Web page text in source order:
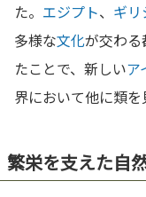
た。 エジプト、 ギリ
多様な文化が交わ
たことで、新しいア
界において他に類を
繁栄を支えた自